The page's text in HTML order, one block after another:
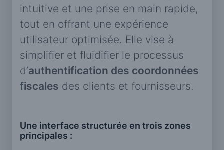
intuitive et une prise en main rapide,
tout en offrant une expérience
utilisateur optimisée. Elle vise à
simplifier et fluidifier le processus
d’authentification des coordonnées
fiscales des clients et fournisseurs.
Une interface structurée en trois zones
principales :